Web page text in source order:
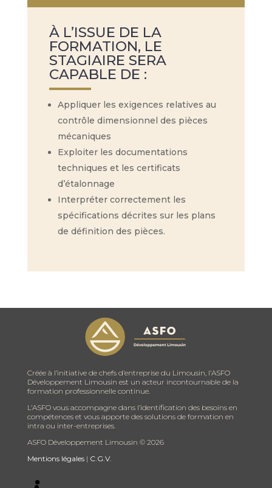
À L’ISSUE DE LA
FORMATION, LE
STAGIAIRE SERA
CAPABLE DE :
Appliquer les exigences relatives au
contrôle dimensionnel des pièces
mécaniques
Exploiter les documentations
techniques et les certificats
d’étalonnage
Interpréter correctement les
spécifications décrites sur les plans
de définition des pièces.
Créée à l’initiative de chefs d’entreprise du Limousin, l’ASFO
Développement Limousin est un acteur incontournable de la
formation professionnelle continue.
L’ASFO vous accompagne dans l’identification des besoins en
compétences et vous apporte des solutions de formation en
intra ou inter-entreprises.
ASFO Développement Limousin © 2026
Mentions légales| C.G.V.